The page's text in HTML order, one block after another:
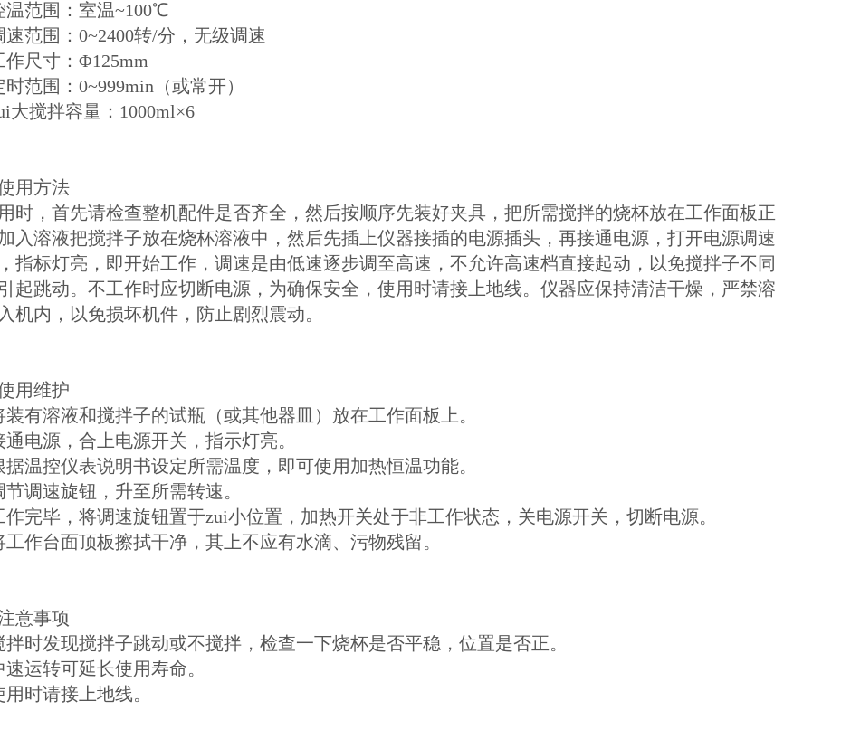
温范围：室温~100℃
速范围：0~2400转/分，无级调速
作尺寸：Φ125mm
时范围：0~999min（或常开）
大搅拌容量：1000ml×6
用方法
时，首先请检查整机配件是否齐全，然后按顺序先装好夹具，把所需搅拌的烧杯放在工作面板正
入溶液把搅拌子放在烧杯溶液中，然后先插上仪器接插的电源插头，再接通电源，打开电源调速
指标灯亮，即开始工作，调速是由低速逐步调至高速，不允许高速档直接起动，以免搅拌子不同
起跳动。不工作时应切断电源，为确保安全，使用时请接上地线。仪器应保持清洁干燥，严禁溶
机内，以免损坏机件，防止剧烈震动。
用维护
装有溶液和搅拌子的试瓶（或其他器皿）放在工作面板上。
通电源，合上电源开关，指示灯亮。
据温控仪表说明书设定所需温度，即可使用加热恒温功能。
节调速旋钮，升至所需转速。
作完毕，将调速旋钮置于zui小位置，加热开关处于非工作状态，关电源开关，切断电源。
工作台面顶板擦拭干净，其上不应有水滴、污物残留。
意事项
拌时发现搅拌子跳动或不搅拌，检查一下烧杯是否平稳，位置是否正。
速运转可延长使用寿命。
用时请接上地线。